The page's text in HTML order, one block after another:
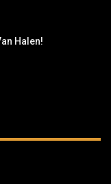
Halen!